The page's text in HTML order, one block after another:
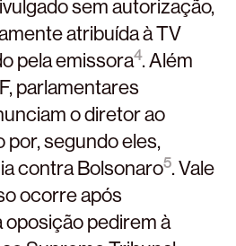
sem autorização,
atribuída à TV
pela emissora4. Além
parlamentares
o diretor ao
segundo eles,
contra Bolsonaro5. Vale
ocorre após
pedirem à